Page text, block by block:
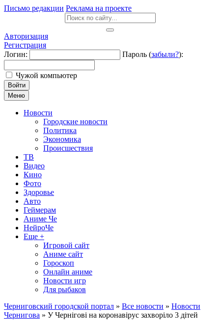
Письмо редакции Реклама на проекте
Авторизация
Регистрация
Логин:
Пароль (забыли?):
Чужой компьютер
Войти
Меню
Новости
Городские новости
Политика
Экономика
Происшествия
ТВ
Видео
Кино
Фото
Здоровье
Авто
Геймерам
Аниме Че
НейроЧе
Еще +
Игровой сайт
Аниме сайт
Гороскоп
Онлайн аниме
Новости игр
Для рыбаков
Черниговский городской портал » Все новости » Новости
Чернигова » У Чернігові на коронавірус захворіло 3 дітей